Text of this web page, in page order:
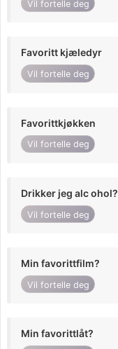
Vil fortelle deg
Favoritt kjæledyr
Vil fortelle deg
Favorittkjøkken
Vil fortelle deg
Drikker jeg alc ohol?
Vil fortelle deg
Min favorittfilm?
Vil fortelle deg
Min favorittlåt?